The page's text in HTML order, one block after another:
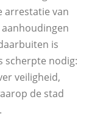
arrestatie van
is
scherpte nodig:
veiligheid,
de stad